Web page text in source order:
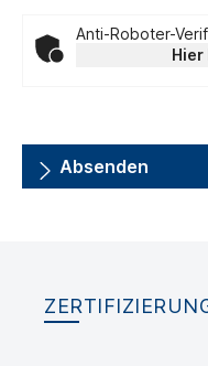
Anti-Roboter-
Hier
Absenden